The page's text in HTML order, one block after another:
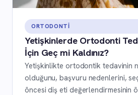
ORTODONTI
Yetişkinlerde Ortodonti
İçin Geç mi Kaldınız?
Yetişkinlikte ortodontik tedavinin
olduğunu, başvuru nedenlerini,
öncesi diş eti değerlendirmesinin